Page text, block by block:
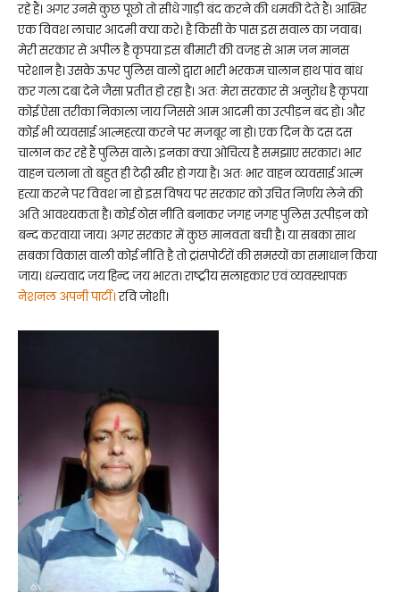
रहे हैं। अगर उनसे कुछ पूछो तो सीधे गाड़ी बंद करने की धमकी देते हैं। आखिर
एक विवश लाचार आदमी क्या करे। है किसी के पास इस सवाल का जवाब।
मेरी सरकार से अपील है कृपया इस बीमारी की वजह से आम जन मानस
परेशान है। उसके ऊपर पुलिस वालों द्वारा भारी भरकम चालान हाथ पांव बांध
कर गला दबा देने जैसा प्रतीत हो रहा है। अतः मेरा सरकार से अनुरोध है कृपया
कोई ऐसा तरीका निकाला जाय जिससे आम आदमी का उत्पीड़न बंद हो। और
कोई भी व्यवसाई आत्महत्या करने पर मजबूर ना हो। एक दिन के दस दस
चालान कर रहे हैं पुलिस वाले। इनका क्या ओचित्य है समझाए सरकार। भार
वाहन चलाना तो बहुत ही टेढ़ी खीर हो गया है। अतः भार वाहन व्यवसाई आत्म
हत्या करने पर विवश ना हो इस विषय पर सरकार को उचित निर्णय लेने की
अति आवश्यकता है। कोई ठोस नीति बनाकर जगह जगह पुलिस उत्पीड़न को
बन्द करवाया जाय। अगर सरकार में कुछ मानवता बची है। या सबका साथ
सबका विकास वाली कोई नीति है तो ट्रांसपोर्टरों की समस्यों का समाधान किया
जाय। धन्यवाद जय हिन्द जय भारत। राष्ट्रीय सलाहकार एवं व्यवस्थापक
नेशनल अपनी पार्टी।रवि जोशी।